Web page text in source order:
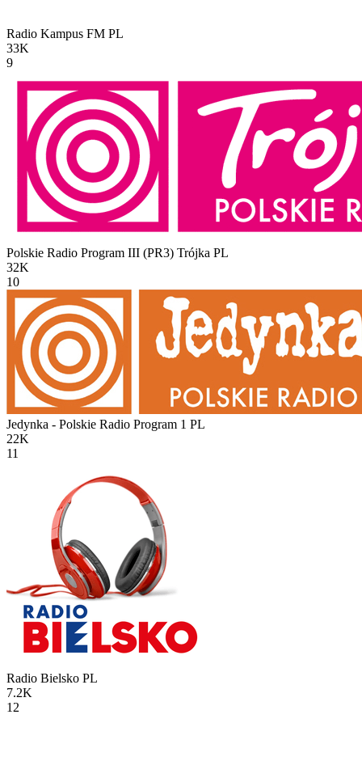
Radio Kampus FM PL
33K
9
Polskie Radio Program III (PR3) Trójka PL
32K
10
Jedynka - Polskie Radio Program 1 PL
22K
11
Radio Bielsko PL
7.2K
12